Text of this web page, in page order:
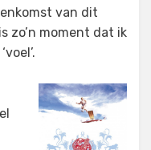
van dit
zo’n moment dat ik